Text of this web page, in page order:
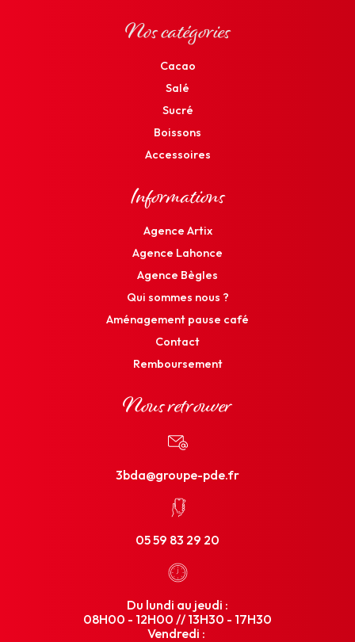
Nos catégories
Cacao
Salé
Sucré
Boissons
Accessoires
Informations
Agence Artix
Agence Lahonce
Agence Bègles
Qui sommes nous ?
Aménagement pause café
Contact
Remboursement
Nous retrouver
3bda@groupe-pde.fr
05 59 83 29 20
Du lundi au jeudi :
08H00 - 12H00 // 13H30 - 17H30
Vendredi :